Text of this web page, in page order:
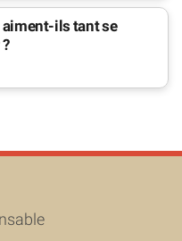
ils tant se